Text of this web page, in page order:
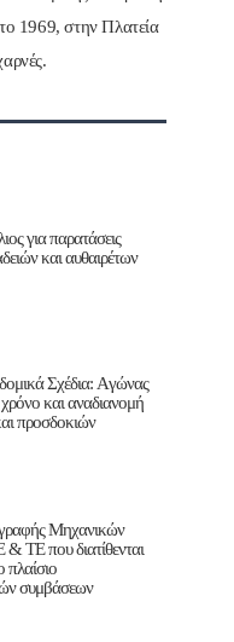
1969, στην Πλατεία
για παρατάσεις
και αυθαιρέτων
Σχέδια: Aγώνας
και αναδιανομή
προσδοκιών
Μηχανικών
ΤΕ που διατίθενται
συμβάσεων